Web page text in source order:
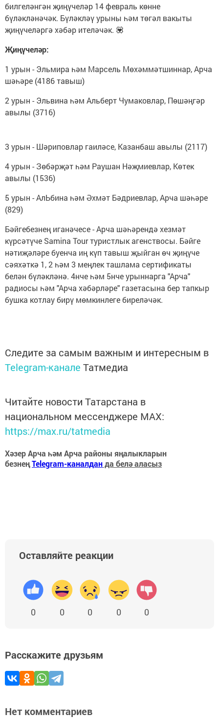
билгеләнгән җиңүчеләр 14 февраль көнне
бүләкләнәчәк. Бүләкләү урыны һәм төгәл вакыты
җиңүчеләргә хәбәр ителәчәк. 💟
Җиңүчеләр:
1 урын - Эльмира һәм Марсель Мөхәммәтшиннар, Арча
шәһәре (4186 тавыш)
2 урын - Эльвина һәм Альберт Чумаковлар, Пөшәңгәр
авылы (3716)
3 урын - Шәриповлар гаиләсе, Казанбаш авылы (2117)
4 урын - Зөбәрҗәт һәм Раушан Нәҗмиевлар, Көтек
авылы (1536)
5 урын - АлЬбина һәм Әхмәт Бәдриевлар, Арча шәһәре
(829)
Бәйгебезнең иганәчесе - Арча шәһәрендә хезмәт
күрсәтүче Samina Tour туристлык агенствосы. Бәйге
нәтиҗәләре буенча иң күп тавыш җыйган өч җиңүче
сәяхәткә 1, 2 һәм 3 меңлек ташлама сертификаты
белән бүләкләнә. 4нче һәм 5нче урыннарга "Арча"
радиосы һәм "Арча хәбәрләре" газетасына бер тапкыр
бушка котлау бирү мөмкинлеге биреләчәк.
Следите за самым важным и интересным в
Telegram-канале Татмедиа
Читайте новости Татарстана в
национальном мессенджере MАХ:
https://max.ru/tatmedia
Хәзер Арча һәм Арча районы яңалыкларын
безнеңTelegram-каналданда белә аласыз
Оставляйте реакции
0 0 0 0 0
Расскажите друзьям
Нет комментариев